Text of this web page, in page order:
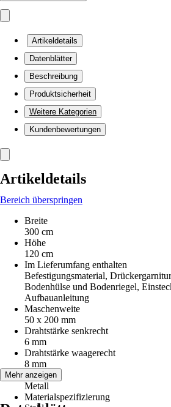
Artikeldetails
Datenblätter
Beschreibung
Produktsicherheit
Weitere Kategorien
Kundenbewertungen
Artikeldetails
Bereich überspringen
Breite
300 cm
Höhe
120 cm
Im Lieferumfang enthalten
Befestigungsmaterial,
Bodenhülse und Bodenriegel,
Aufbauanleitung
Maschenweite
50 x 200 mm
Drahtstärke senkrecht
6 mm
Drahtstärke waagerecht
8 mm
Material
Metall
Materialspezifizierung
Mehr anzeigen